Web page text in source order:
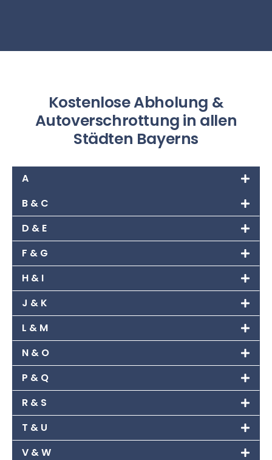
Kostenlose Abholung &
Autoverschrottung in allen
Städten Bayerns
A
B & C
D & E
F & G
H & I
J & K
L & M
N & O
P & Q
R & S
T & U
V & W